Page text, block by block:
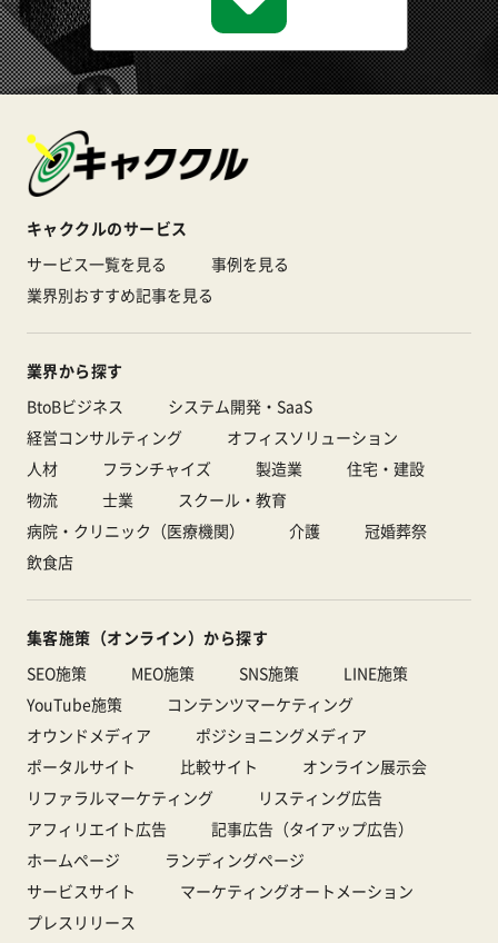
キャククルのサービス
サービス一覧を見る
事例を見る
業界別おすすめ記事を見る
業界から探す
BtoBビジネス
システム開発・SaaS
経営コンサルティング
オフィスソリューション
人材
フランチャイズ 製造業
住宅・建設
物流
士業
スクール・教育
病院・クリニック（医療機関）
介護
冠婚葬祭
飲食店
集客施策（オンライン）から探す
SEO施策
MEO施策 SNS施策
LINE施策
YouTube施策
コンテンツマーケティング
オウンドメディア
ポジショニングメディア
ポータルサイト
比較サイト
オンライン展示会
リファラルマーケティング
リスティング広告
アフィリエイト広告
記事広告（タイアップ広告）
ホームページ
ランディングページ
サービスサイト
マーケティングオートメーション
プレスリリース